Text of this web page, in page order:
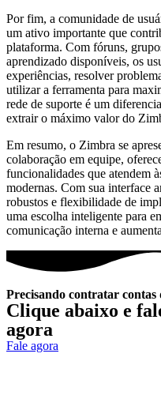
Por fim, a comunidade de
um ativo importante que
plataforma. Com fóruns,
aprendizado disponíveis, os
experiências, resolver
utilizar a ferramenta para
rede de suporte é um
extrair o máximo valor do
Em resumo, o Zimbra se
colaboração em equipe,
funcionalidades que atendem
modernas. Com sua interface
robustos e flexibilidade de
uma escolha inteligente para
comunicação interna e
Precisando contratar contas
Clique abaixo e
agora
Fale agora